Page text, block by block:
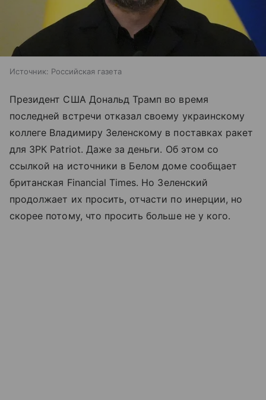
Источник: Российская газета
Президент США Дональд Трамп во время
последней встречи отказал своему украинскому
коллеге Владимиру Зеленскому в поставках ракет
для ЗРК Patriot. Даже за деньги. Об этом со
ссылкой на источники в Белом доме сообщает
британская Financial Times. Но Зеленский
продолжает их просить, отчасти по инерции, но
скорее потому, что просить больше не у кого.